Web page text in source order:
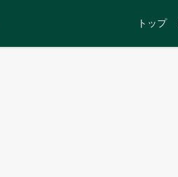
トップ